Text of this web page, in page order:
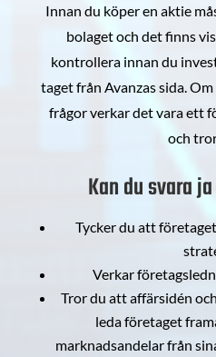
Innan du köper en aktie
bolaget och det finns
kontrollera innan du
taget från Avanzas sida.
frågor verkar det vara ett
och
Kan du svara
Tycker du att
Verkar
Tror du att affärsidén
leda företaget
marknadsandelar från